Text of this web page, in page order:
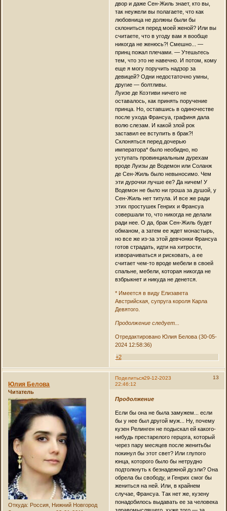
двор и даже Сен-Жиль знает, кто вы,
так неужели вы полагаете, что как
любовница не должны были бы
склониться перед моей женой? Или вы
считаете, что в угоду вам я вообще
никогда не женюсь?! Смешно... —
принц пожал плечами. — Утешьтесь
тем, что это не навечно. И потом, кому
еще я могу поручить надзор за
девицей? Одни недостаточно умны,
другие — болтливы.
Луизе де Коэтиви ничего не
оставалось, как принять поручение
принца. Но, оставшись в одиночестве
после ухода Франсуа, графиня дала
волю слезам. И какой злой рок
заставил ее вступить в брак?!
Склоняться перед дочерью
императора* было необидно, но
уступать провинциальным дурехам
вроде Луизы де Водемон или Соланж
де Сен-Жиль было невыносимо. Чем
эти дурочки лучше ее? Да ничем! У
Водемон не было ни гроша за душой, у
Сен-Жиль нет титула. И все же ради
этих простушек Генрих и Франсуа
совершали то, что никогда не делали
ради нее. О да, брак Сен-Жиль будет
обманом, а затем ее ждет монастырь,
но все же из-за этой девчонки Франсуа
готов страдать, идти на хитрости,
изворачиваться и рисковать, а ее
считает чем-то вроде мебели в своей
спальне, мебели, которая никогда не
взбрыкнет и никуда не денется.
* Имеется в виду Елизавета
Австрийская, супруга короля Карла
Девятого.
Продолжение следует...
Отредактировано Юлия Белова (30-05-
2024 12:58:36)
+2
Поделиться 13
29-12-2023
22:46:12
Юлия Белова
Читатель
Откуда: Россия, Нижний Новгород
Продолжение
Если бы она не была замужем... если
бы у нее был другой муж... Ну, почему
кузен Релинген не подыскал ей какого-
нибудь престарелого герцога, который
через пару месяцев после женитьбы
покинул бы этот свет? Или глупого
юнца, которого было бы нетрудно
подтолкнуть к безнадежной дуэли? Она
обрела бы свободу, и Генрих смог бы
жениться на ней. Или, в крайнем
случае, Франсуа. Так нет же, кузену
понадобилось выдавать ее за человека
здравомыслящего, хуже того — за